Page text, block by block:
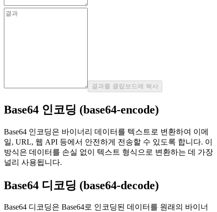
결과를 클립보드에 복사
Base64 인코딩 (base64-encode)
Base64 인코딩은 바이너리 데이터를 텍스트로 변환하여 이메
일, URL, 웹 API 등에서 안전하게 전송할 수 있도록 합니다. 이
방식은 데이터를 손실 없이 텍스트 형식으로 변환하는 데 가장
널리 사용됩니다.
Base64 디코딩 (base64-decode)
Base64 디코딩은 Base64로 인코딩된 데이터를 원래의 바이너